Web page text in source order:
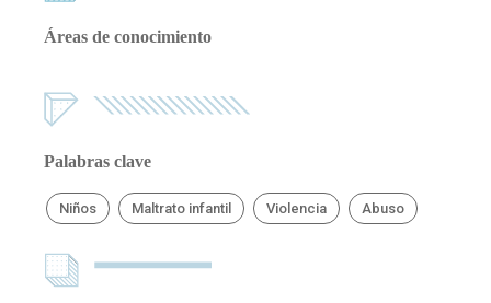
Áreas de conocimiento
Palabras clave
Niños Maltrato infantil Violencia Abuso